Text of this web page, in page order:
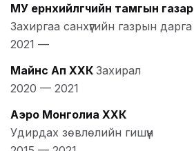
МУ ерөнхийлөгчийн тамгын газар
Захиргаа санхүүгийн газрын дарга
2021 —
Майнс Ап ХХК Захирал
2020 — 2021
Аэро Монголиа ХХК
Удирдах зөвлөлийн гишүүн